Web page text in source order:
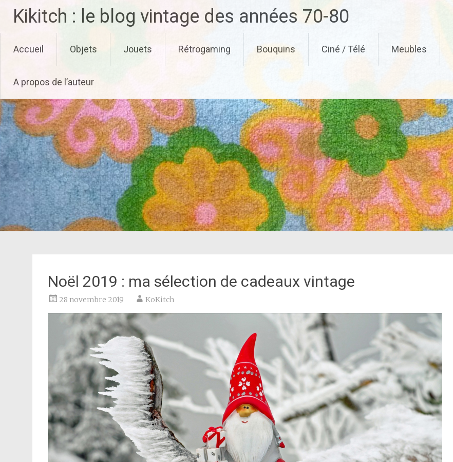
contenu
Kikitch : le blog vintage des années 70-80
Accueil Objets Jouets Rétrogaming Bouquins Ciné / Télé Meubles
A propos de l’auteur
Noël 2019 : ma sélection de cadeaux vintage
28 novembre 2019 KoKitch